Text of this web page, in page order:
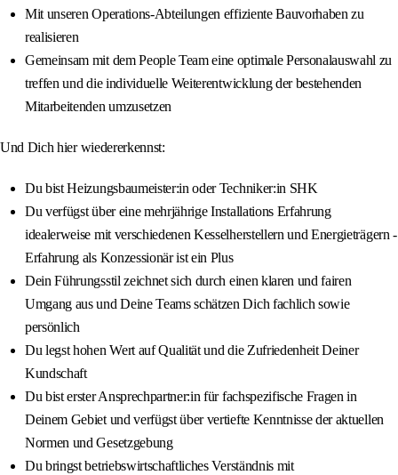
Mit unseren Operations-Abteilungen effiziente Bauvorhaben zu
realisieren
Gemeinsam mit dem People Team eine optimale Personalauswahl zu
treffen und die individuelle Weiterentwicklung der bestehenden
Mitarbeitenden umzusetzen
Und Dich hier wiedererkennst:
Du bist Heizungsbaumeister:in oder Techniker:in SHK
Du verfügst über eine mehrjährige Installations Erfahrung
idealerweise mit verschiedenen Kesselherstellern und Energieträgern -
Erfahrung als Konzessionär ist ein Plus
Dein Führungsstil zeichnet sich durch einen klaren und fairen
Umgang aus und Deine Teams schätzen Dich fachlich sowie
persönlich
Du legst hohen Wert auf Qualität und die Zufriedenheit Deiner
Kundschaft
Du bist erster Ansprechpartner:in für fachspezifische Fragen in
Deinem Gebiet und verfügst über vertiefte Kenntnisse der aktuellen
Normen und Gesetzgebung
Du bringst betriebswirtschaftliches Verständnis mit